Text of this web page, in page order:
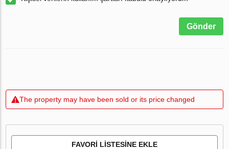
Gönder
The property may have been sold or its price changed
FAVORI LISTESINE EKLE